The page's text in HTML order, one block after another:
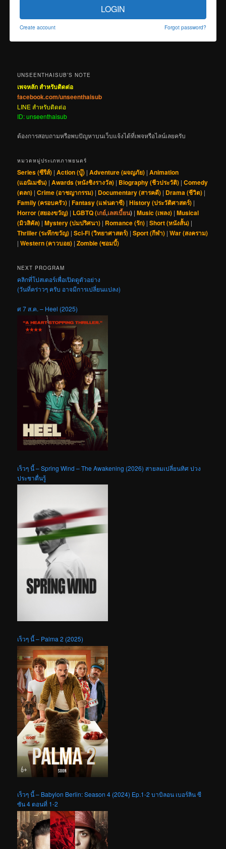
LOGIN
Create account Forgot password?
UNSEENTHAISUB’S NOTE
เพจหลัก สำหรับติดต่อ
facebook.com/unseenthaisub
LINE สำหรับติดต่อ
ID: unseenthaisub
ต้องการสอบถามหรือพบปัญหาบนเว็บแจ้งได้ที่เพจหรือไลน์เลยครับ
หมวดหมู่ประเภทภาพยนตร์
Series (ซีรีส์) |Action (บู๊) |Adventure (ผจญภัย) |Animation
(แอนิเมชัน) |Awards (หนังชิงรางวัล) | Biography (ชีวประวัติ) |Comedy
(ตลก) |Crime (อาชญากรรม) | Documentary (สารคดี) | Drama (ชีวิต) |
Family (ครอบครัว) |Fantasy (แฟนตาซี) |History (ประวัติศาสตร์) |
Horror (สยองขวัญ) | LGBTQ (เกย์,เลสเบี้ยน) |Music (เพลง) |Musical
(มิวสิคัล) |Mystery (ปมปริศนา) | Romance (รัก) |Short (หนังสั้น) |
Thriller (ระทึกขวัญ) |Sci-Fi (วิทยาศาสตร์) |Sport (กีฬา) |War (สงคราม)
|Western (คาวบอย) |Zombie (ซอมบี้)
NEXT PROGRAM
คลิกที่โปสเตอร์เพื่อเปิดดูตัวอย่าง
(วันที่คร่าวๆ ครับ อาจมีการเปลี่ยนแปลง)
ศ 7 ส.ค. – Heel (2025)
เร็วๆ นี้ – Spring Wind – The Awakening (2026) สายลมเปลี่ยนทิศ ปวง
ประชาตื่นรู้
เร็วๆ นี้ – Palma 2 (2025)
เร็วๆ นี้ – Babylon Berlin: Season 4 (2024) Ep.1-2 บาบิลอน เบอร์ลิน ซี
ซัน 4 ตอนที่ 1-2